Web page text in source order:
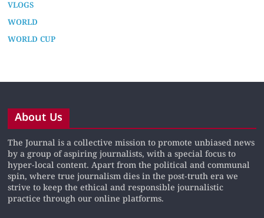
VLOGS
WORLD
WORLD CUP
About Us
The Journal is a collective mission to promote unbiased news
by a group of aspiring journalists, with a special focus to
hyper-local content. Apart from the political and communal
spin, where true journalism dies in the post-truth era we
strive to keep the ethical and responsible journalistic
practice through our online platforms.